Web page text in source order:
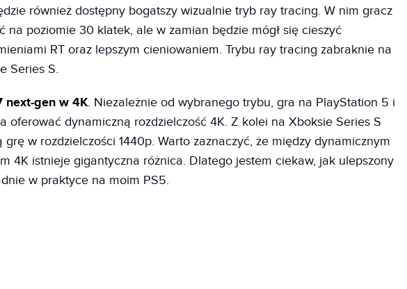
również dostępny bogatszy wizualnie tryb ray tracing. W nim gracz
na poziomie 30 klatek, ale w zamian będzie mógł się cieszyć
RT oraz lepszym cieniowaniem. Trybu ray tracing zabraknie na
Series S.
next-gen w 4K. Niezależnie od wybranego trybu, gra na PlayStation 5 i
oferować dynamiczną rozdzielczość 4K. Z kolei na Xboksie Series S
grę w rozdzielczości 1440p. Warto zaznaczyć, że między dynamicznym
4K istnieje gigantyczna różnica. Dlatego jestem ciekaw, jak ulepszony
w praktyce na moim PS5.